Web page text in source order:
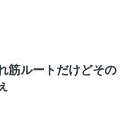
筋ルートだけどその